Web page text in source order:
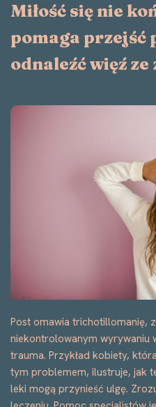
Miłość się nie
pomaga przejść
odnaleźć więź ze
Post omawia trichotillomanię,
niekontrolowanym wyrywaniu
trauma. Przykład kobiety,
tym problemem, ilustruje, jak
leki mogą przynieść ulgę.